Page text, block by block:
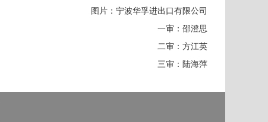
图片： 宁波华孚进出口有限公司
一审：邵澄思
二审：方江英
三审：陆海萍